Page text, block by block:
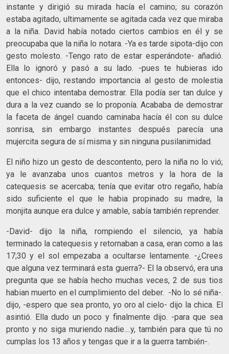
instante y dirigió su mirada hacía el camino; su corazón
estaba agitado, ultimamente se agitada cada vez que miraba
a la niña. David había notado ciertos cambios en él y se
preocupaba que la niña lo notara. -Ya es tarde sipota-dijo con
gesto molesto. -Tengo rato de estar esperándote- añadió.
Ella lo ignoró y pasó a su lado. -pues te hubieras ido
entonces- dijo, restando importancia al gesto de molestia
que el chico intentaba demostrar. Ella podía ser tan dulce y
dura a la vez cuando se lo proponía. Acababa de demostrar
la faceta de ángel cuando caminaba hacía él con su dulce
sonrisa, sin embargo instantes después parecía una
mujercita segura de sí misma y sin ninguna pusilanimidad.
El niño hizo un gesto de descontento, pero la niña no lo vió;
ya le avanzaba unos cuantos metros y la hora de la
catequesis se acercaba; tenía que evitar otro regaño, había
sido suficiente el que le habia propinado su madre, la
monjita aunque era dulce y amable, sabía también reprender.
-David- dijo la niña, rompiendo el silencio, ya había
terminado la catequesis y retornaban a casa, eran como a las
17;30 y el sol empezaba a ocultarse lentamente. -¿Crees
que alguna vez terminará esta guerra?- El la observó, era una
pregunta que se había hecho muchas veces, 2 de sus tios
habian muerto en el cumplimiento del deber. -No lo sé niña-.
dijo, -espero que sea pronto, yo oro al cielo- dijo la chica. El
asintió. Ella dudo un poco y finalmente dijo. -para que sea
pronto y no siga muriendo nadie....y, también para que tú no
cumplas los 13 años y tengas que ir a la guerra también-.